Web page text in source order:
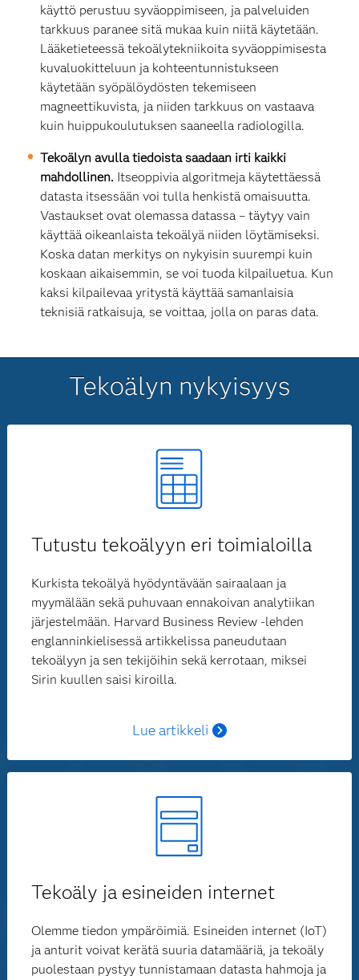
käyttö perustuu syväoppimiseen, ja palveluiden
tarkkuus paranee sitä mukaa kuin niitä käytetään.
Lääketieteessä tekoälytekniikoita syväoppimisesta
kuvaluokitteluun ja kohteentunnistukseen
käytetään syöpälöydösten tekemiseen
magneettikuvista, ja niiden tarkkuus on vastaava
kuin huippukoulutuksen saaneella radiologilla.
Tekoälyn avulla tiedoista saadaan irti kaikki
mahdollinen. Itseoppivia algoritmeja käytettäessä
datasta itsessään voi tulla henkistä omaisuutta.
Vastaukset ovat olemassa datassa – täytyy vain
käyttää oikeanlaista tekoälyä niiden löytämiseksi.
Koska datan merkitys on nykyisin suurempi kuin
koskaan aikaisemmin, se voi tuoda kilpailuetua. Kun
kaksi kilpailevaa yritystä käyttää samanlaisia
teknisiä ratkaisuja, se voittaa, jolla on paras data.
Tekoälyn nykyisyys
Tutustu tekoälyyn eri toimialoilla
Kurkista tekoälyä hyödyntävään sairaalaan ja
myymälään sekä puhuvaan ennakoivan analytiikan
järjestelmään. Harvard Business Review -lehden
englanninkielisessä artikkelissa paneudutaan
tekoälyyn ja sen tekijöihin sekä kerrotaan, miksei
Sirin kuullen saisi kiroilla.
Lue artikkeli
Tekoäly ja esineiden internet
Olemme tiedon ympäröimiä. Esineiden internet (IoT)
ja anturit voivat kerätä suuria datamääriä, ja tekoäly
puolestaan pystyy tunnistamaan datasta hahmoja ja